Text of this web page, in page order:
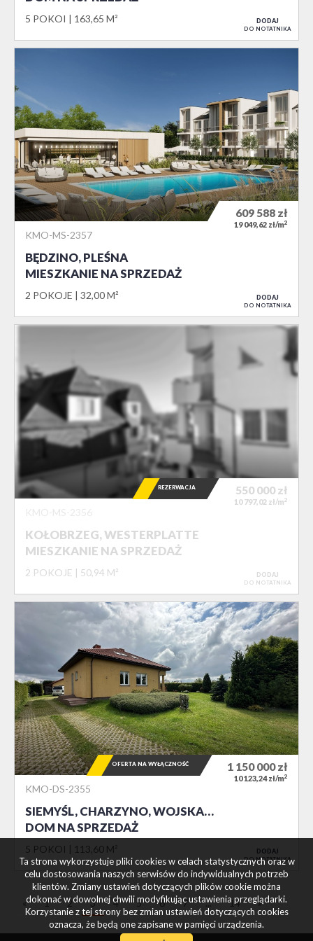
5 POKOI 163,65 M² DODAJ
DO NOTATNIKA
KMO-MS-2357
BĘDZINO, PLEŚNA
MIESZKANIE NA SPRZEDAŻ
2 POKOJE 32,00 M²
609 588 zł
19 049,62 zł/m2
DODAJ
DO NOTATNIKA
KOŁOBRZEG, WESTERPLATTE
MIESZKANIE NA SPRZEDAŻ
2 POKOJE 50,94 M²
550 000 zł
10 797,02 zł/m2
REZERWACJA
DODAJ
DO NOTATNIKA
KMO-DS-2355
SIEMYŚL, CHARZYNO, WOJSKA…
DOM NA SPRZEDAŻ
5 POKOI 113,60 M²
1 150 000zł
10 123,24 zł/m2
OFERTA NA WYŁĄCZNOŚĆ
DODAJ
DO NOTATNIKA
« 1 2 3 4 5 6 7 ... 14 »
Ta strona wykorzystuje pliki cookies w celach statystycznych oraz w
celu dostosowania naszych serwisów do indywidualnych potrzeb
klientów. Zmiany ustawień dotyczących plików cookie można
dokonać w dowolnej chwili modyfikując ustawienia przeglądarki.
Korzystanie z tej strony bez zmian ustawień dotyczących cookies
oznacza, że będą one zapisane w pamięci urządzenia.